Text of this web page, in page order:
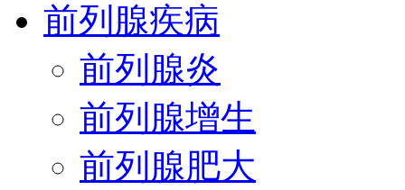
前列腺疾病
前列腺炎
前列腺增生
前列腺肥大